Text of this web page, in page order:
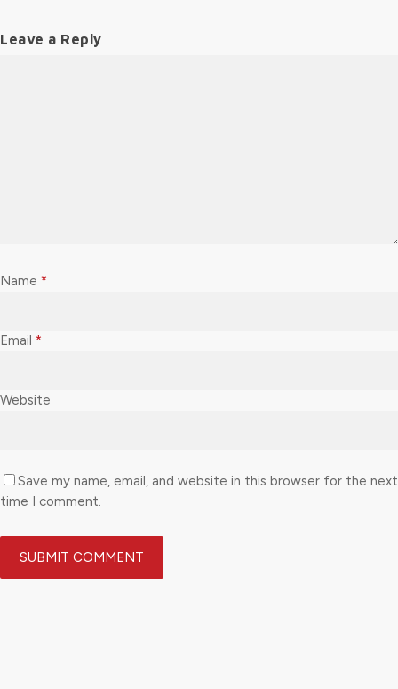
Leave a Reply
Name *
Email *
Website
Save my name, email, and website in this browser for the next
time I comment.